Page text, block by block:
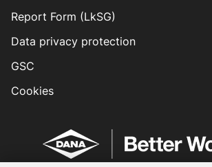
Report Form (LkSG)
Data privacy protection
GSC
Cookies